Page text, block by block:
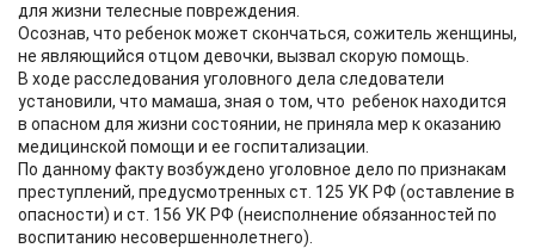
для жизни телесные повреждения.
Осознав, что ребенок может скончаться, сожитель женщины,
не являющийся отцом девочки, вызвал скорую помощь.
В ходе расследования уголовного дела следователи
установили, что мамаша, зная о том, что ребенок находится
в опасном для жизни состоянии, не приняла мер к оказанию
медицинской помощи и ее госпитализации.
По данному факту возбуждено уголовное дело по признакам
преступлений, предусмотренных ст. 125 УК РФ (оставление в
опасности) и ст. 156 УК РФ (неисполнение обязанностей по
воспитанию несовершеннолетнего).